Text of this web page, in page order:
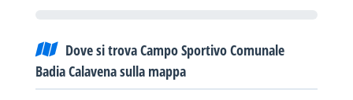
Dove si trova Campo Sportivo Comunale
Badia Calavena sulla mappa